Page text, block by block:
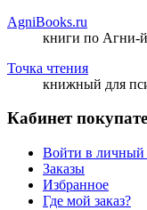
AgniBooks.ru
книги по Агни-
Точка чтения
книжный для
Кабинет
Войти в личный
Заказы
Избранное
Где мой заказ?